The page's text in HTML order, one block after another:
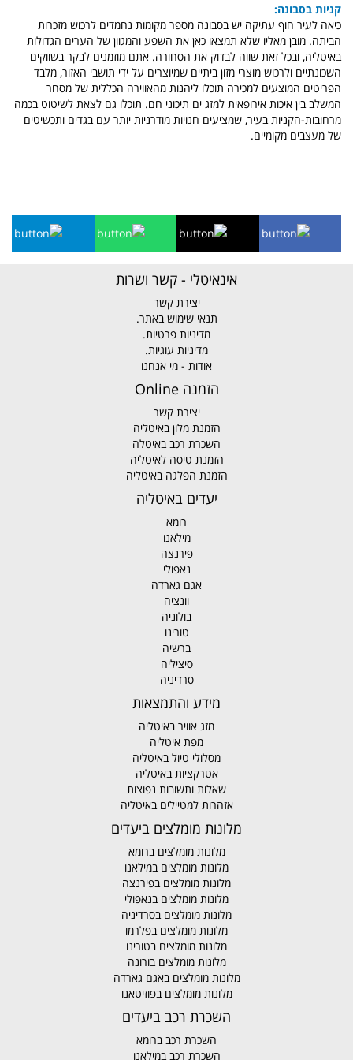
קניות בסבונה:
כיאה לעיר חוף עתיקה יש בסבונה מספר מקומות נחמדים לרכוש מזכרות
הביתה. מובן מאליו שלא תמצאו כאן את השפע והמגוון של הערים הגדולות
באיטליה, ובכל זאת שווה לבדוק את הסחורה. אתם מוזמנים לבקר בשווקים
השכונתיים ולרכוש מוצרי מזון ביתיים שמיוצרים על ידי תושבי האזור, מלבד
הפריטים המוצעים למכירה תוכלו ליהנות מהאווירה הכללית של מסחר
המשלב בין איכות אירופאית למזג ים תיכוני חם. תוכלו גם לצאת לשיטוט בכמה
מרחובות-הקניות בעיר, שמציעים חנויות מודרניות יותר עם בגדים ותכשיטים
של מעצבים מקומיים.
אינאיטלי - קשר ושרות
יצירת קשר
תנאי שימוש באתר.
מדיניות פרטיות.
מדיניות עוגיות.
אודות - מי אנחנו
הזמנה Online
יצירת קשר
הזמנת מלון באיטליה
השכרת רכב באיטלה
הזמנת טיסה לאיטליה
הזמנת הפלגה באיטליה
יעדים באיטליה
רומא
מילאנו
פירנצה
נאפולי
אגם גארדה
וונציה
בולוניה
טורינו
ברשיה
סיציליה
סרדיניה
מידע והתמצאות
מזג אוויר באיטליה
מפת איטליה
מסלולי טיול באיטליה
אטרקציות באיטליה
שאלות ותשובות נפוצות
אזהרות למטיילים באיטליה
מלונות מומלצים ביעדים
מלונות מומלצים ברומא
מלונות מומלצים במילאנו
מלונות מומלצים בפירנצה
מלונות מומלצים בנאפולי
מלונות מומלצים בסרדיניה
מלונות מומלצים בפלרמו
מלונות מומלצים בטורינו
מלונות מומלצים בורונה
מלונות מומלצים באגם גארדה
מלונות מומלצים בפוזיטאנו
השכרת רכב ביעדים
השכרת רכב ברומא
השכרת רכב במילאנו